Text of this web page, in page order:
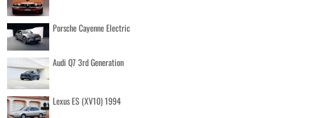
Porsche Cayenne Electric
Audi Q7 3rd Generation
Lexus ES (XV10) 1994